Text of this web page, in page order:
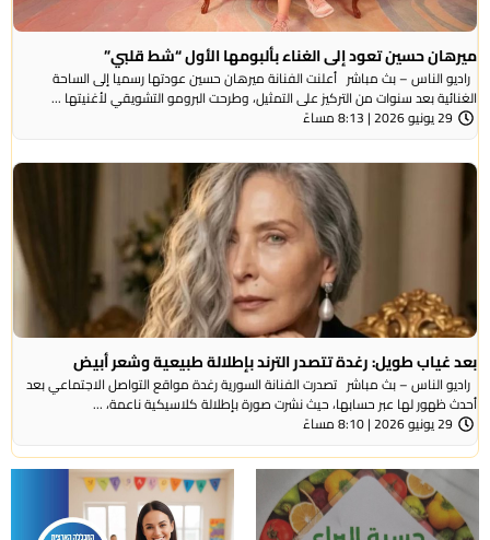
ميرهان حسين تعود إلى الغناء بألبومها الأول “شط قلبي”
راديو الناس – بث مباشر أعلنت الفنانة ميرهان حسين عودتها رسميا إلى الساحة
الغنائية بعد سنوات من التركيز على التمثيل، وطرحت البرومو التشويقي لأغنيتها ...
29 يونيو 2026 | 8:13 مساءً
بعد غياب طويل: رغدة تتصدر الترند بإطلالة طبيعية وشعر أبيض
راديو الناس – بث مباشر تصدرت الفنانة السورية رغدة مواقع التواصل الاجتماعي بعد
أحدث ظهور لها عبر حسابها، حيث نشرت صورة بإطلالة كلاسيكية ناعمة، ...
29 يونيو 2026 | 8:10 مساءً